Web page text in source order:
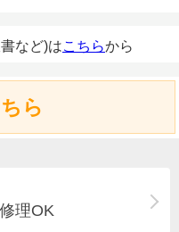
など)はこちらから
ら
理OK